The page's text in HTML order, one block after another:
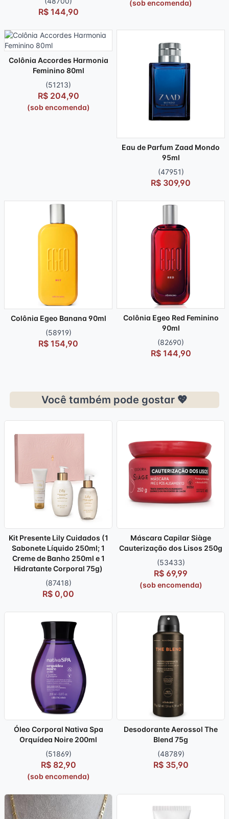
R$ 144,90
(sob encomenda)
Colônia Accordes Harmonia
Feminino 80ml
(51213)
R$ 204,90
(sob encomenda)
Eau de Parfum Zaad Mondo
95ml
(47951)
R$ 309,90
Colônia Egeo Banana 90ml
(58919)
R$ 154,90
Colônia Egeo Red Feminino
90ml
(82690)
R$ 144,90
Você também pode gostar 💖
Kit Presente Lily Cuidados (1
Sabonete Líquido 250ml; 1
Creme de Banho 250ml e 1
Hidratante Corporal 75g)
(87418)
R$ 0,00
Máscara Capilar Siàge
Cauterização dos Lisos 250g
(53433)
R$ 69,99
(sob encomenda)
Óleo Corporal Nativa Spa
Orquídea Noire 200ml
(51869)
R$ 82,90
(sob encomenda)
Desodorante Aerossol The
Blend 75g
(48789)
R$ 35,90